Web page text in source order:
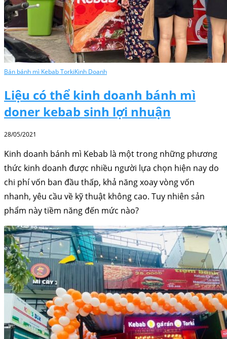
Bán bánh mì Kebab TorkiKinh Doanh
Liệu có thể kinh doanh bánh mì
doner kebab sinh lợi nhuận
28/05/2021
Kinh doanh bánh mì Kebab là một trong những phương
thức kinh doanh được nhiều người lựa chọn hiện nay do
chi phí vốn ban đầu thấp, khả năng xoay vòng vốn
nhanh, yêu cầu về kỹ thuật không cao. Tuy nhiên sản
phẩm này tiềm năng đến mức nào?